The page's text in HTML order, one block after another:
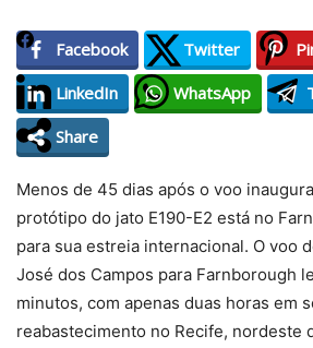
Facebook Twitter
LinkedIn
WhatsApp
Share
Menos de 45 dias após o voo
protótipo do jato E190-E2 está no
para sua estreia internacional. O voo
José dos Campos para Farnborough
minutos, com apenas duas horas em
reabastecimento no Recife, nordeste